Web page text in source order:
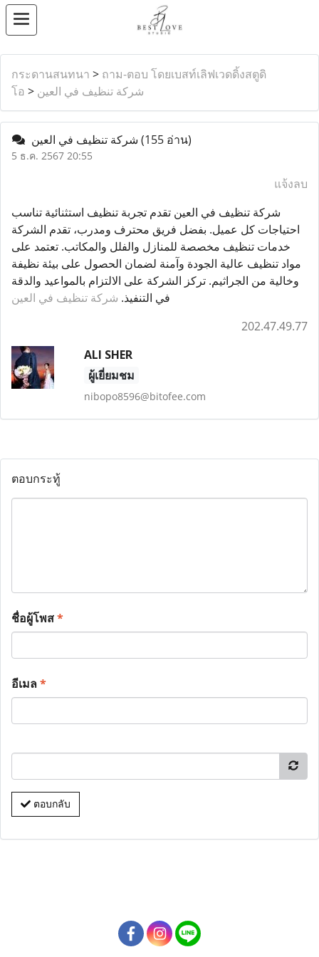
กระดานสนทนา > ถาม-ตอบ โดยเบสท์เลิฟเวดดิ้งสตูดิ
โอ > شركة تنظيف في العين
(155 อ่าน)
5 ธ.ค. 2567 20:55
แจ้งลบ
شركة تنظيف في العين تقدم تجربة تنظيف استثنائية تناسب
احتياجات كل عميل. بفضل فريق محترف ومدرب، تقدم الشركة
خدمات تنظيف مخصصة للمنازل والفلل والمكاتب. تعتمد على
مواد تنظيف عالية الجودة وآمنة لضمان الحصول على بيئة نظيفة
وخالية من الجراثيم. تركز الشركة على الالتزام بالمواعيد والدقة
في التنفيذ. شركة تنظيف في العين
202.47.49.77
ALI SHER
ผู้เยี่ยมชม
nibopo8596@bitofee.com
ตอบกระทู้
ชื่อผู้โพส*
อีเมล*
ตอบกลับ